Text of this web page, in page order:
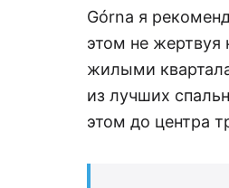
Górna я
этом не
жилыми
из лучших
этом до центра